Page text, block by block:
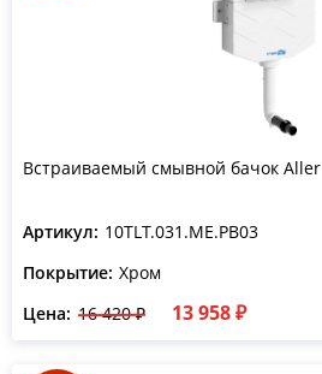
Встраиваемый смывной бачок Aller
Артикул: 10TLT.031.ME.PB03
Покрытие: Хром
Цена: 16 420 ₽ 13 958 ₽